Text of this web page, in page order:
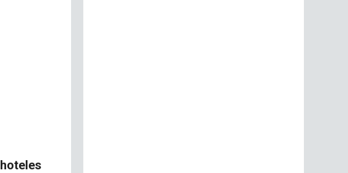
hoteles